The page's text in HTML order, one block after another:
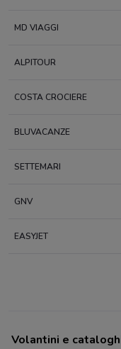
MD VIAGGI
ALPITOUR
COSTA CROCIERE
BLUVACANZE
SETTEMARI
GNV
EASYJET
Volantini e